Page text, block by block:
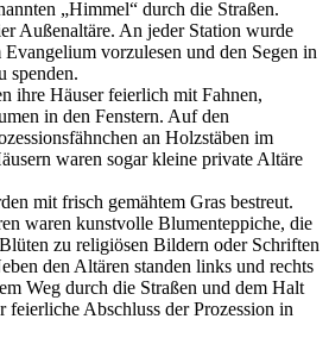
„Himmel“ durch die Straßen.
Außenaltäre. An jeder Station wurde
vorzulesen und den Segen in
spenden.
ihre Häuser feierlich mit Fahnen,
in den Fenstern. Auf den
an Holzstäben im
waren sogar kleine private Altäre
mit frisch gemähtem Gras bestreut.
waren kunstvolle Blumenteppiche, die
zu religiösen Bildern oder Schriften
den Altären standen links und rechts
Weg durch die Straßen und dem Halt
feierliche Abschluss der Prozession in